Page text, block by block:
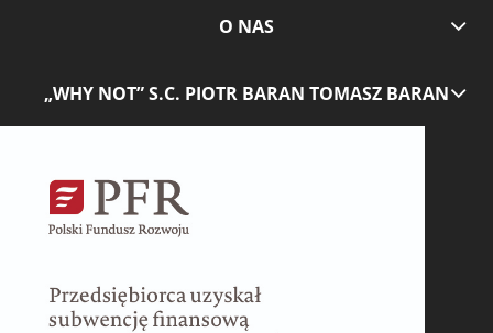
O NAS
„WHY NOT” S.C. PIOTR BARAN TOMASZ BARAN